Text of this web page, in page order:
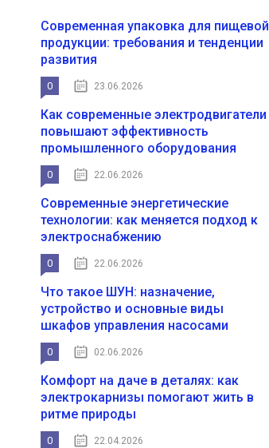
Современная упаковка для пищевой
продукции: требования и тенденции
развития
0 23.06.2026
Как современные электродвигатели
повышают эффективность
промышленного оборудования
0 22.06.2026
Современные энергетические
технологии: как меняется подход к
электроснабжению
0 22.06.2026
Что такое ШУН: назначение,
устройство и основные виды
шкафов управления насосами
0 02.06.2026
Комфорт на даче в деталях: как
электрокарнизы помогают жить в
ритме природы
0 22.04.2026